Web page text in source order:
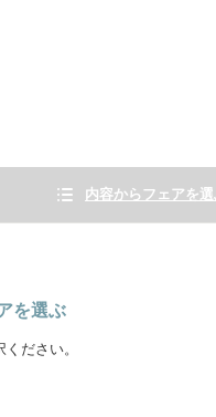
内容からフェアを
を選ぶ
ださい。